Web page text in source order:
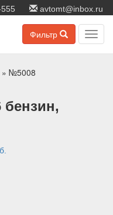
avtomt@inbox.ru
Фильтр
» №5008
бензин,